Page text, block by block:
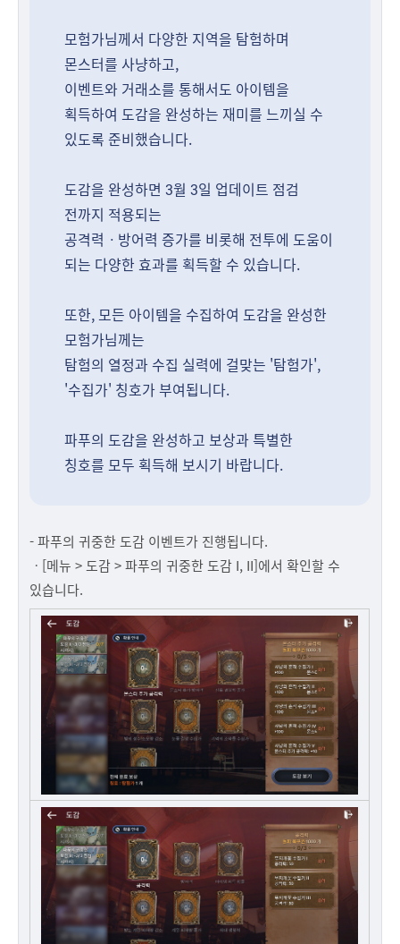
모험가님께서 다양한 지역을 탐험하며
몬스터를 사냥하고,
이벤트와 거래소를 통해서도 아이템을
획득하여 도감을 완성하는 재미를 느끼실 수
있도록 준비했습니다.
도감을 완성하면 3월 3일 업데이트 점검
전까지 적용되는
공격력ㆍ방어력 증가를 비롯해 전투에 도움이
되는 다양한 효과를 획득할 수 있습니다.
또한, 모든 아이템을 수집하여 도감을 완성한
모험가님께는
탐험의 열정과 수집 실력에 걸맞는 '탐험가',
'수집가' 칭호가 부여됩니다.
파푸의 도감을 완성하고 보상과 특별한
칭호를 모두 획득해 보시기 바랍니다.
- 파푸의 귀중한 도감 이벤트가 진행됩니다.
ㆍ[메뉴 > 도감 > 파푸의 귀중한 도감 I, II]에서 확인할 수
있습니다.